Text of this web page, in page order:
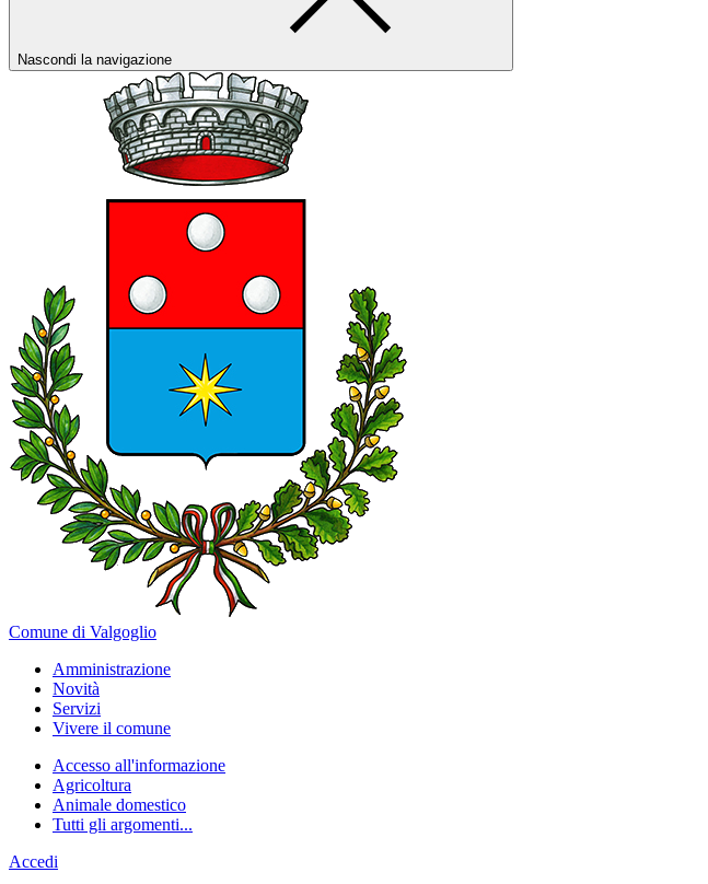
Nascondi la navigazione
Comune di Valgoglio
Amministrazione
Novità
Servizi
Vivere il comune
Accesso all'informazione
Agricoltura
Animale domestico
Tutti gli argomenti...
Accedi